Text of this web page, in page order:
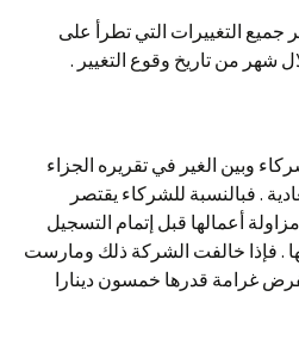
التغييرات التي تطرأ على
شهر من تاريخ وقوع التغيير .
وبين الغير في تقريره الجزاء
. فبالنسبة للشركاء يقتصر
أعمالها قبل إتمام التسجيل
. فإذا خالفت الشركة ذلك ومارست
غرامة قدرها خمسون دينارا